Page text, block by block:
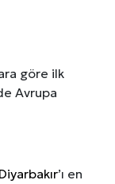
göre ilk
Avrupa
Diyarbakır’ı en